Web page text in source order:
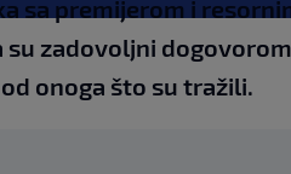
sa premijerom i
zadovoljni
onoga što su tražili.